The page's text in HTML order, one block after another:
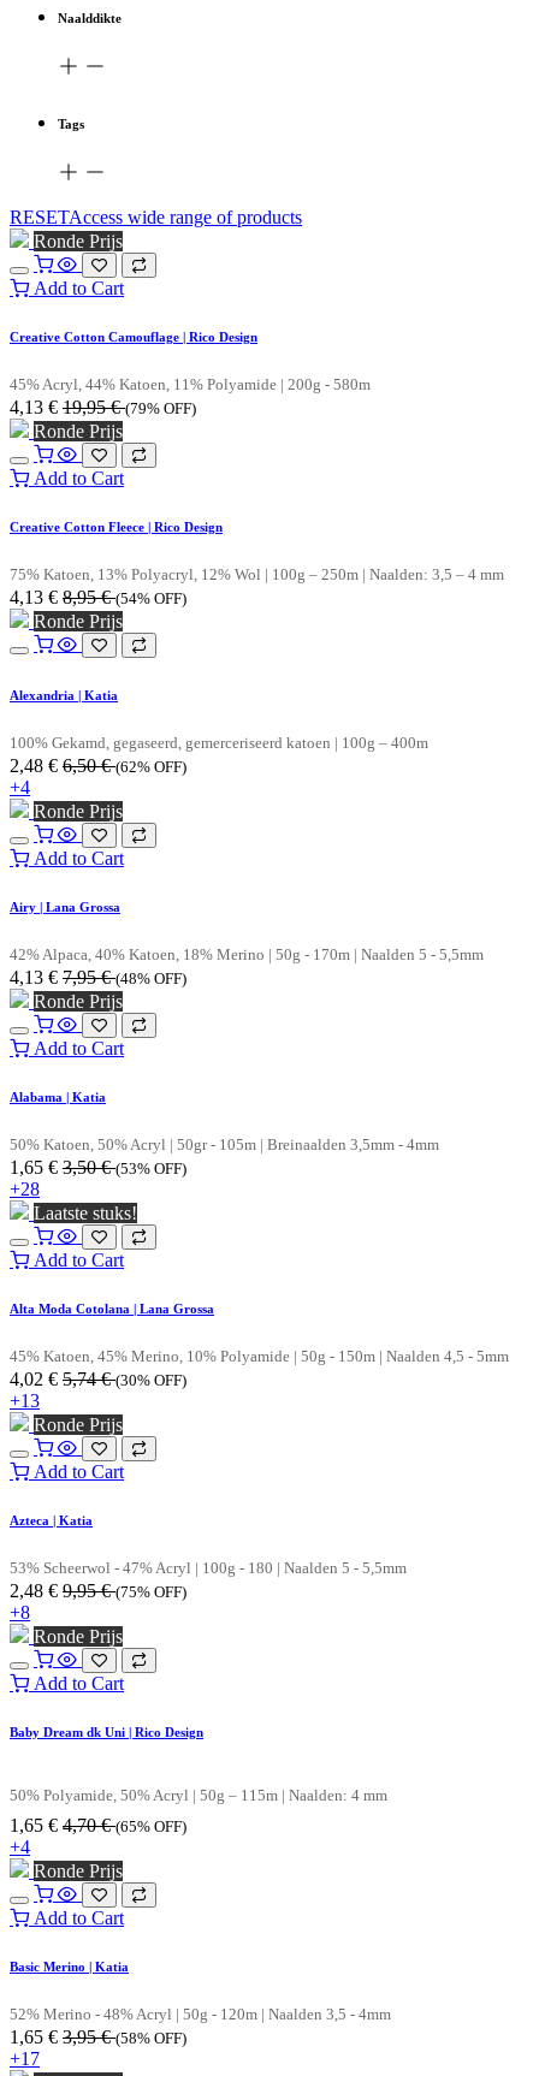
Naalddikte
Tags
RESETAccess wide range of products
Ronde Prijs
Add to Cart
Creative Cotton Camouflage | Rico Design
45% Acryl, 44% Katoen, 11% Polyamide | 200g - 580m
4,13 € 19,95€ (79% OFF)
Ronde Prijs
Add to Cart
Creative Cotton Fleece | Rico Design
75% Katoen, 13% Polyacryl, 12% Wol | 100g – 250m | Naalden: 3,5 – 4 mm
4,13 € 8,95€ (54% OFF)
Ronde Prijs
Alexandria | Katia
100% Gekamd, gegaseerd, gemerceriseerd katoen | 100g – 400m
2,48 € 6,50€ (62% OFF)
+4
Ronde Prijs
Add to Cart
Airy | Lana Grossa
42% Alpaca, 40% Katoen, 18% Merino | 50g - 170m | Naalden 5 - 5,5mm
4,13 € 7,95€ (48% OFF)
Ronde Prijs
Add to Cart
Alabama | Katia
50% Katoen, 50% Acryl | 50gr - 105m | Breinaalden 3,5mm - 4mm
1,65 € 3,50€ (53% OFF)
+28
Laatste stuks!
Add to Cart
Alta Moda Cotolana | Lana Grossa
45% Katoen, 45% Merino, 10% Polyamide | 50g - 150m | Naalden 4,5 - 5mm
4,02 € 5,74€ (30% OFF)
+13
Ronde Prijs
Add to Cart
Azteca | Katia
53% Scheerwol - 47% Acryl | 100g - 180 | Naalden 5 - 5,5mm
2,48 € 9,95€ (75% OFF)
+8
Ronde Prijs
Add to Cart
Baby Dream dk Uni | Rico Design
50% Polyamide, 50% Acryl | 50g – 115m | Naalden: 4 mm
1,65 € 4,70€ (65% OFF)
+4
Ronde Prijs
Add to Cart
Basic Merino | Katia
52% Merino - 48% Acryl | 50g - 120m | Naalden 3,5 - 4mm
1,65 € 3,95€ (58% OFF)
+17